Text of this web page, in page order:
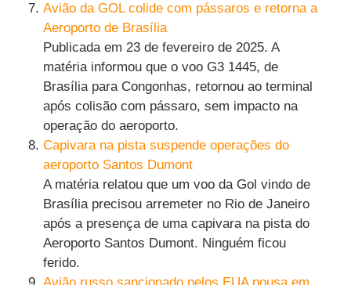
Avião da GOL colide com pássaros e retorna a
Aeroporto de Brasília
Publicada em 23 de fevereiro de 2025. A
matéria informou que o voo G3 1445, de
Brasília para Congonhas, retornou ao terminal
após colisão com pássaro, sem impacto na
operação do aeroporto.
Capivara na pista suspende operações do
aeroporto Santos Dumont
A matéria relatou que um voo da Gol vindo de
Brasília precisou arremeter no Rio de Janeiro
após a presença de uma capivara na pista do
Aeroporto Santos Dumont. Ninguém ficou
ferido.